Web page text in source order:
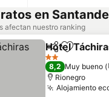
en
afectan nuestro ranking
Compartir
Agregar
Hotel
2 Estrellas
8,2 Muy bueno
Rionegro
Alojamiento